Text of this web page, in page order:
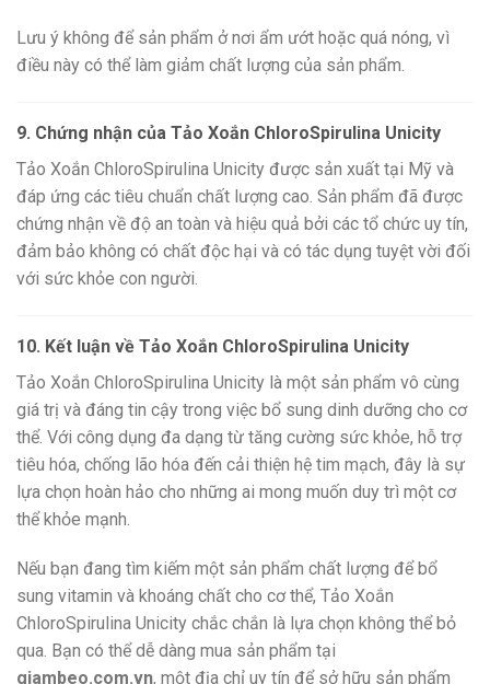
Lưu ý không để sản phẩm ở nơi ẩm ướt hoặc quá nóng, vì
điều này có thể làm giảm chất lượng của sản phẩm.
9. Chứng nhận của Tảo Xoắn ChloroSpirulina Unicity
Tảo Xoắn ChloroSpirulina Unicity được sản xuất tại Mỹ và
đáp ứng các tiêu chuẩn chất lượng cao. Sản phẩm đã được
chứng nhận về độ an toàn và hiệu quả bởi các tổ chức uy tín,
đảm bảo không có chất độc hại và có tác dụng tuyệt vời đối
với sức khỏe con người.
10. Kết luận về Tảo Xoắn ChloroSpirulina Unicity
Tảo Xoắn ChloroSpirulina Unicity là một sản phẩm vô cùng
giá trị và đáng tin cậy trong việc bổ sung dinh dưỡng cho cơ
thể. Với công dụng đa dạng từ tăng cường sức khỏe, hỗ trợ
tiêu hóa, chống lão hóa đến cải thiện hệ tim mạch, đây là sự
lựa chọn hoàn hảo cho những ai mong muốn duy trì một cơ
thể khỏe mạnh.
Nếu bạn đang tìm kiếm một sản phẩm chất lượng để bổ
sung vitamin và khoáng chất cho cơ thể, Tảo Xoắn
ChloroSpirulina Unicity chắc chắn là lựa chọn không thể bỏ
qua. Bạn có thể dễ dàng mua sản phẩm tại
giambeo.com.vn, một địa chỉ uy tín để sở hữu sản phẩm